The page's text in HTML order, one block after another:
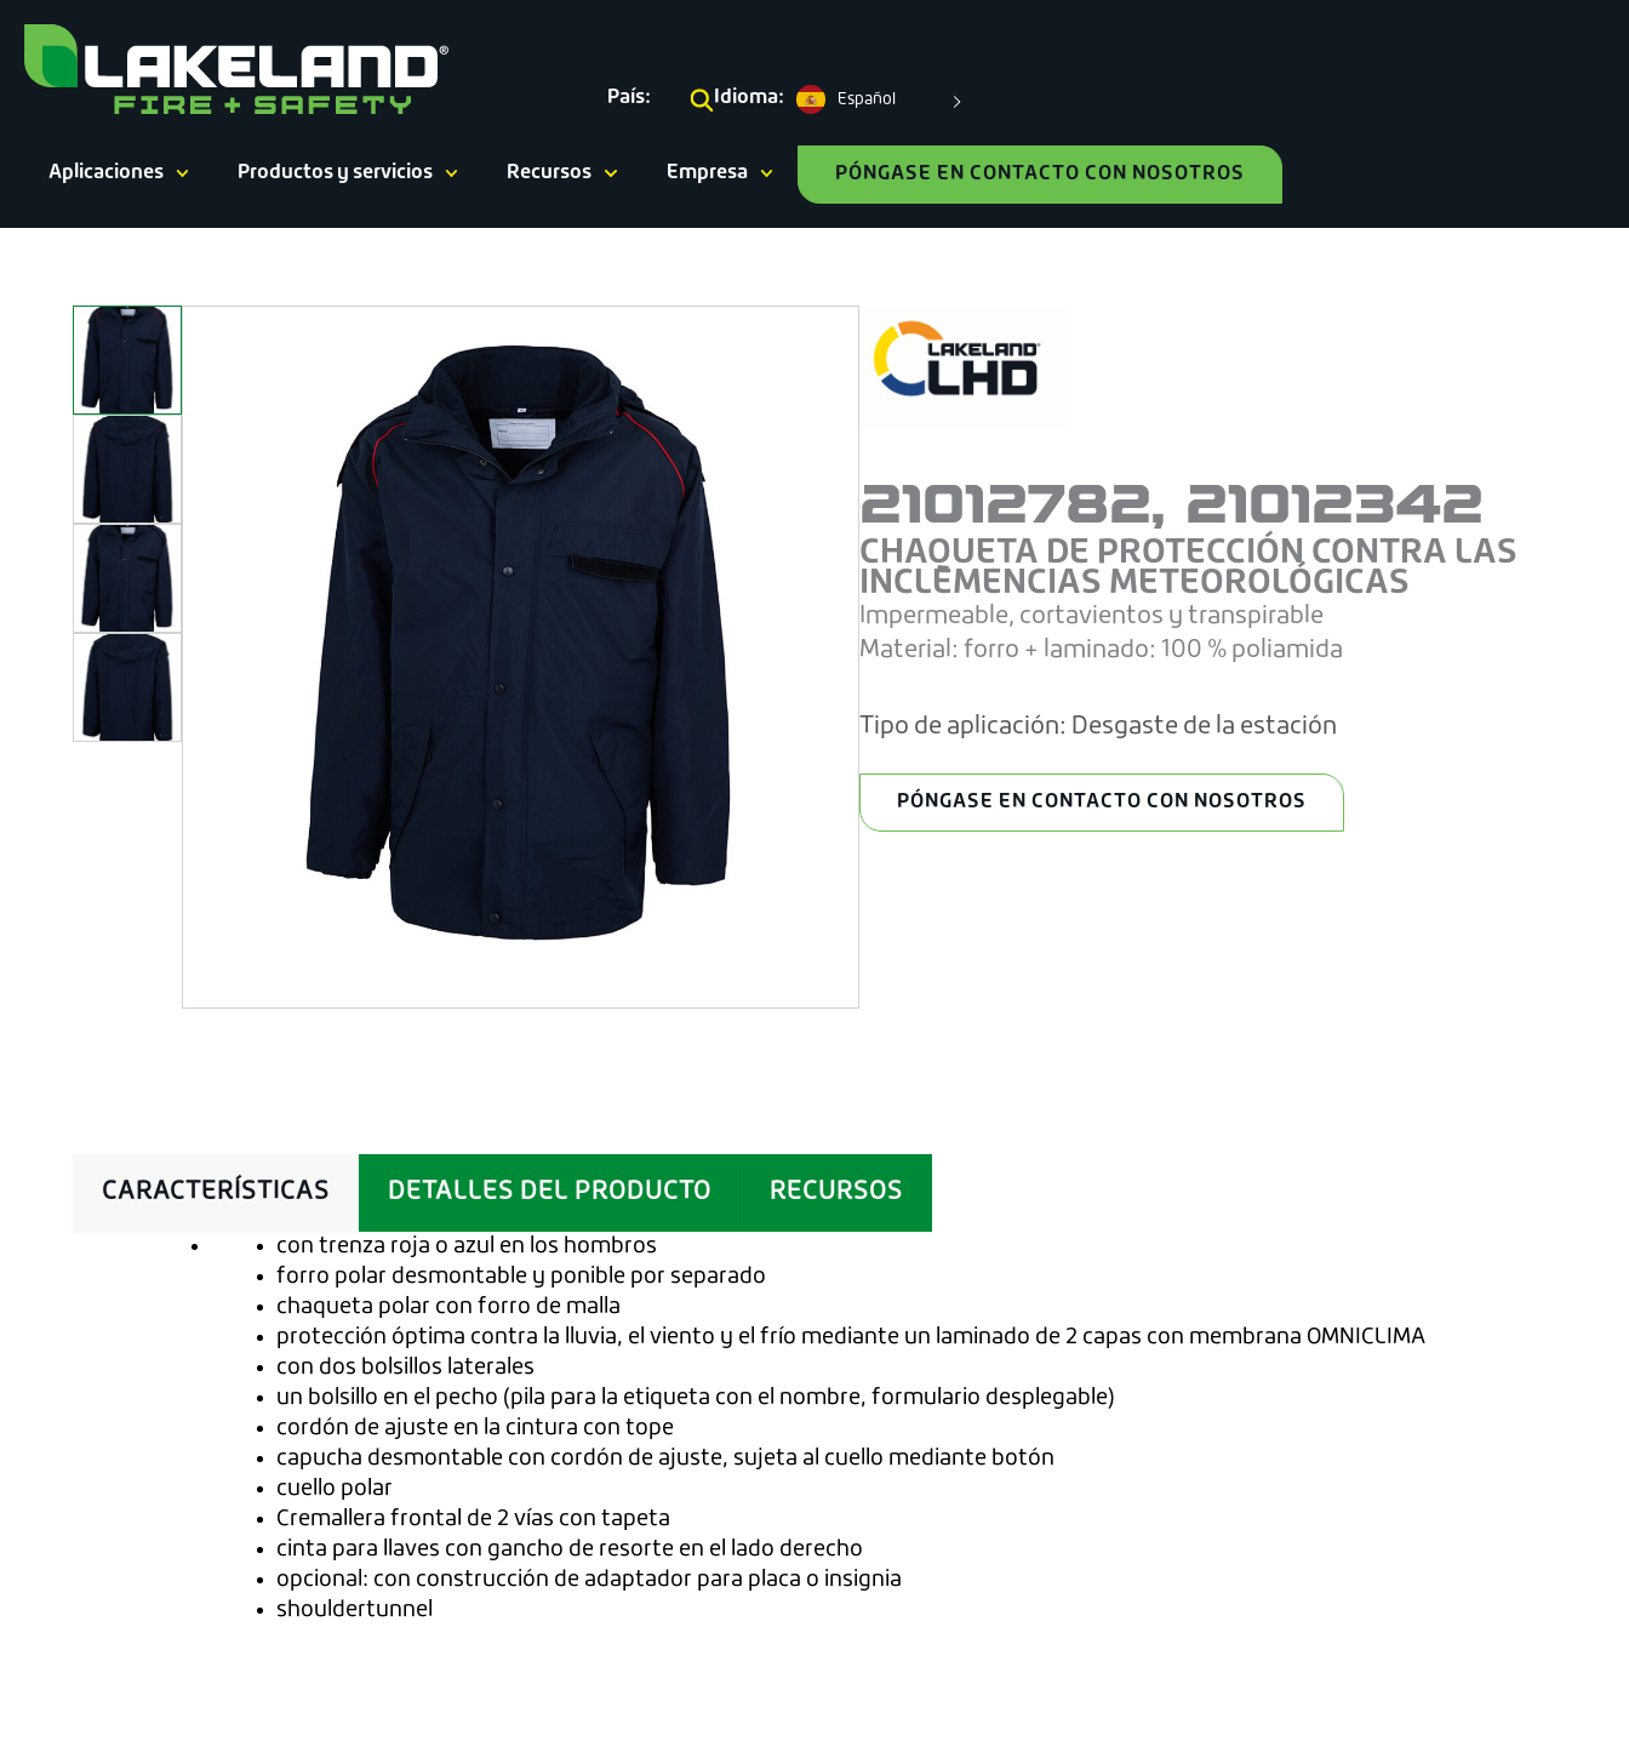
contenido
País: Idioma: Español
Aplicaciones Productos y servicios Recursos Empresa PÓNGASE EN CONTACTO CON NOSOTROS
21012782, 21012342
CHAQUETA DE PROTECCIÓN CONTRA LAS
INCLEMENCIAS METEOROLÓGICAS
Impermeable, cortavientos y transpirable
Material: forro + laminado: 100 % poliamida
Tipo de aplicación: Desgaste de la estación
PÓNGASE EN CONTACTO CON NOSOTROS
CARACTERÍSTICAS DETALLES DEL PRODUCTO RECURSOS
con trenza roja o azul en los hombros
forro polar desmontable y ponible por separado
chaqueta polar con forro de malla
protección óptima contra la lluvia, el viento y el frío mediante un laminado de 2 capas con membrana OMNICLIMA
con dos bolsillos laterales
un bolsillo en el pecho (pila para la etiqueta con el nombre, formulario desplegable)
cordón de ajuste en la cintura con tope
capucha desmontable con cordón de ajuste, sujeta al cuello mediante botón
cuello polar
Cremallera frontal de 2 vías con tapeta
cinta para llaves con gancho de resorte en el lado derecho
opcional: con construcción de adaptador para placa o insignia
shouldertunnel